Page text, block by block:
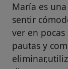
María es
sentir
ver en
pautas y